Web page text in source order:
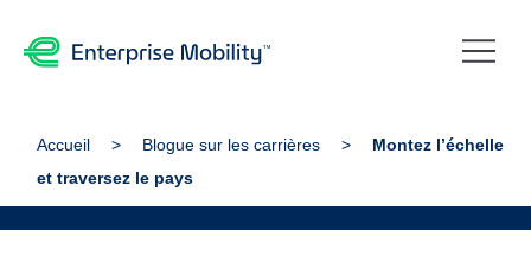
Accueil Blogue sur les carrières
Montez l’échelle
et traversez le pays